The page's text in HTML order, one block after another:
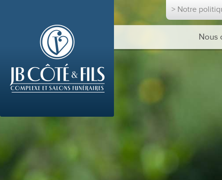
> Notre
Nous